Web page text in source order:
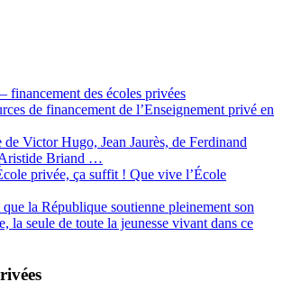
financement des écoles privées
de financement de l’Enseignement privé en
de Victor Hugo, Jean Jaurès, de Ferdinand
Briand …
privée, ça suffit ! Que vive l’École
la République soutienne pleinement son
la seule de toute la jeunesse vivant dans ce